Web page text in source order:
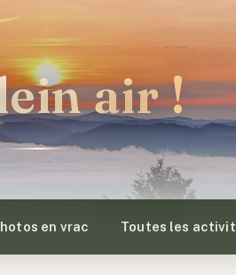
air !
en vrac Toutes les